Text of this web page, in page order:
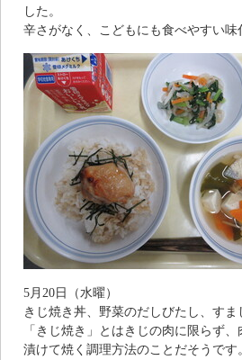
した。
辛さがなく、こどもにも食べやすい味
5月20日（水曜）
きじ焼き丼、野菜のだしびたし、すま
「きじ焼き」とはきじの肉に限らず
漬けて焼く調理方法のことだそうです。